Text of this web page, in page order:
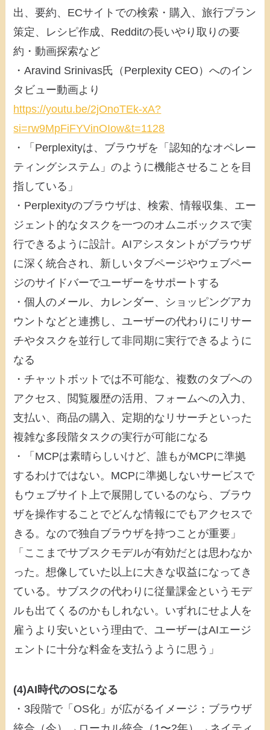
出、要約、ECサイトでの検索・購入、旅行プラン
策定、レシピ作成、Redditの長いやり取りの要
約・動画探索など
・Aravind Srinivas氏（Perplexity CEO）へのイン
タビュー動画より
https://youtu.be/2jOnoTEk-xA?
si=rw9MpFiFYVinOIow&t=1128
・「Perplexityは、ブラウザを「認知的なオペレー
ティングシステム」のように機能させることを目
指している」
・Perplexityのブラウザは、検索、情報収集、エー
ジェント的なタスクを一つのオムニボックスで実
行できるように設計。AIアシスタントがブラウザ
に深く統合され、新しいタブページやウェブペー
ジのサイドバーでユーザーをサポートする
・個人のメール、カレンダー、ショッピングアカ
ウントなどと連携し、ユーザーの代わりにリサー
チやタスクを並行して非同期に実行できるように
なる
・チャットボットでは不可能な、複数のタブへの
アクセス、閲覧履歴の活用、フォームへの入力、
支払い、商品の購入、定期的なリサーチといった
複雑な多段階タスクの実行が可能になる
・「MCPは素晴らしいけど、誰もがMCPに準拠
するわけではない。MCPに準拠しないサービスで
もウェブサイト上で展開しているのなら、ブラウ
ザを操作することでどんな情報にでもアクセスで
きる。なので独自ブラウザを持つことが重要」
「ここまでサブスクモデルが有効だとは思わなか
った。想像していた以上に大きな収益になってき
ている。サブスクの代わりに従量課金というモデ
ルも出てくるのかもしれない。いずれにせよ人を
雇うより安いという理由で、ユーザーはAIエージ
ェントに十分な料金を支払うように思う」
(4)AI時代のOSになる
・3段階で「OS化」が広がるイメージ：ブラウザ